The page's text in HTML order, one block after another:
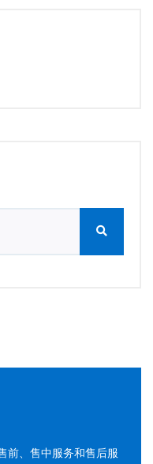
前、售中服务和售后服